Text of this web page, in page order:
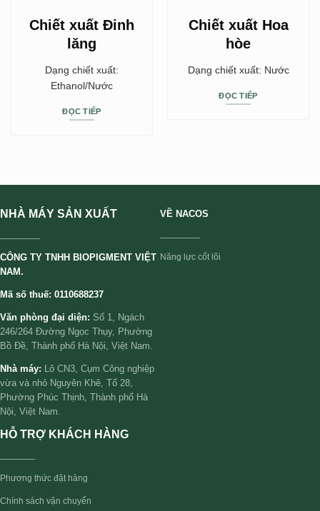
Chiết xuất Đinh
lăng
Dạng chiết xuất:
Ethanol/Nước
ĐỌC TIẾP
Chiết xuất Hoa
hòe
Dạng chiết xuất: Nước
ĐỌC TIẾP
NHÀ MÁY SẢN XUẤT
CÔNG TY TNHH BIOPIGMENT VIỆT
NAM.
Mã số thuế: 0110688237
Văn phòng đại diện: Số 1, Ngách
246/264 Đường Ngọc Thụy, Phường
Bồ Đề, Thành phố Hà Nội, Việt Nam.
Nhà máy: Lô CN3, Cụm Công nghiệp
vừa và nhỏ Nguyên Khê, Tổ 28,
Phường Phúc Thịnh, Thành phố Hà
Nội, Việt Nam.
VỀ NACOS
Năng lực cốt lõi
HỖ TRỢ KHÁCH HÀNG
Phương thức đặt hàng
Chính sách vận chuyển